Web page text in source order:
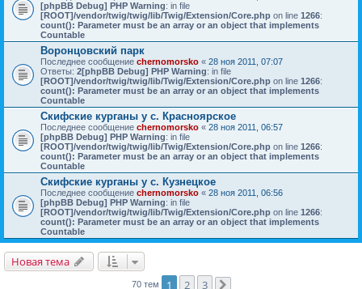
[phpBB Debug] PHP Warning: in file
[ROOT]/vendor/twig/twig/lib/Twig/Extension/Core.php on line 1266:
count(): Parameter must be an array or an object that implements
Countable
Воронцовский парк
Последнее сообщение chernomorsko « 28 ноя 2011, 07:07
Ответы: 2[phpBB Debug] PHP Warning: in file
[ROOT]/vendor/twig/twig/lib/Twig/Extension/Core.php on line 1266:
count(): Parameter must be an array or an object that implements
Countable
Скифские курганы у с. Красноярское
Последнее сообщение chernomorsko « 28 ноя 2011, 06:57
[phpBB Debug] PHP Warning: in file
[ROOT]/vendor/twig/twig/lib/Twig/Extension/Core.php on line 1266:
count(): Parameter must be an array or an object that implements
Countable
Скифские курганы у с. Кузнецкое
Последнее сообщение chernomorsko « 28 ноя 2011, 06:56
[phpBB Debug] PHP Warning: in file
[ROOT]/vendor/twig/twig/lib/Twig/Extension/Core.php on line 1266:
count(): Parameter must be an array or an object that implements
Countable
Новая тема
70 тем 1 2 3